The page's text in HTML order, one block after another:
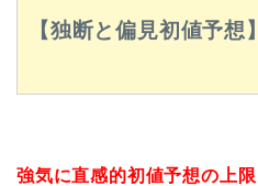
【独断と偏見初値予想】
強気に直感的初値予想の上限